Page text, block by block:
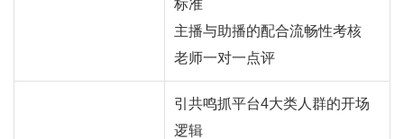
标准
主播与助播的配合流畅性考核
老师一对一点评
引共鸣抓平台4大类人群的开场
逻辑